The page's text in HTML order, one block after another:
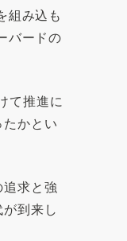
組み込も
バードの
て推進に
かとい
求と強
到来し